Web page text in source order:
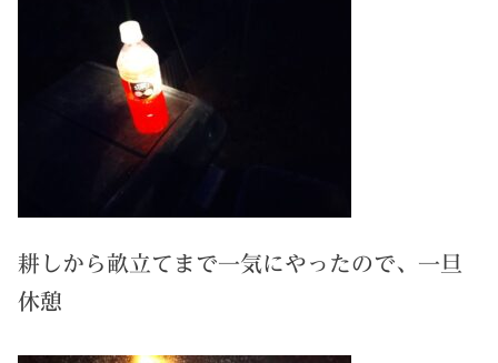
耕しから畝立てまで一気にやったので、一旦
休憩